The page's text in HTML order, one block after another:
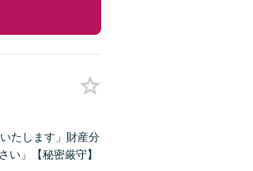
たします」財産分
い」【秘密厳守】